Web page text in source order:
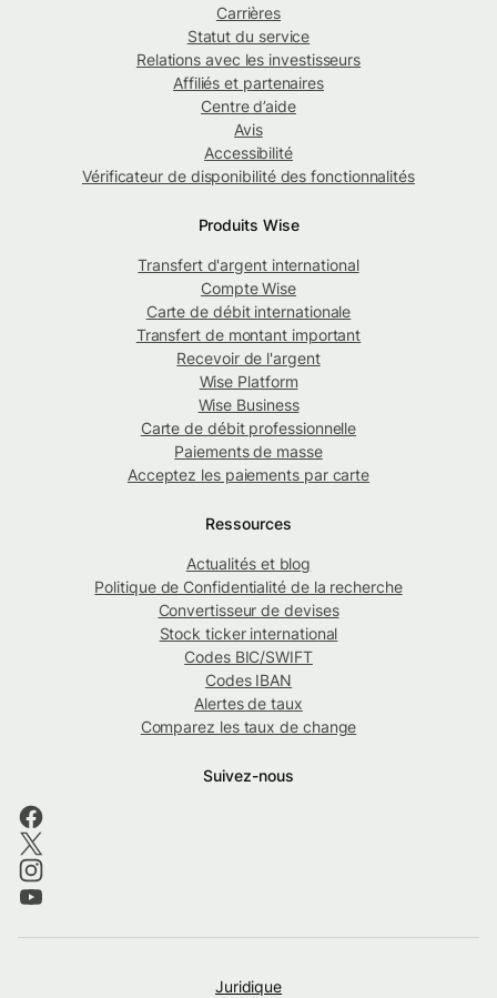
Carrières
Statut du service
Relations avec les investisseurs
Affiliés et partenaires
Centre d’aide
Avis
Accessibilité
Vérificateur de disponibilité des fonctionnalités
Produits Wise
Transfert d'argent international
Compte Wise
Carte de débit internationale
Transfert de montant important
Recevoir de l'argent
Wise Platform
Wise Business
Carte de débit professionnelle
Paiements de masse
Acceptez les paiements par carte
Ressources
Actualités et blog
Politique de Confidentialité de la recherche
Convertisseur de devises
Stock ticker international
Codes BIC/SWIFT
Codes IBAN
Alertes de taux
Comparez les taux de change
Suivez-nous
Juridique